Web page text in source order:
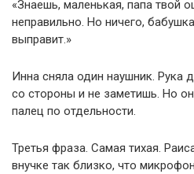
«Знаешь, маленькая, папа твой
неправильно. Но ничего,
выправит.»
Инна сняла один наушник. Рука
со стороны и не заметишь. Но
палец по отдельности.
Третья фраза. Самая тихая.
внучке так близко, что